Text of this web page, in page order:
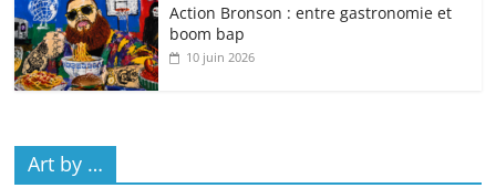
Action Bronson : entre gastronomie et
boom bap
10 juin 2026
Art by …